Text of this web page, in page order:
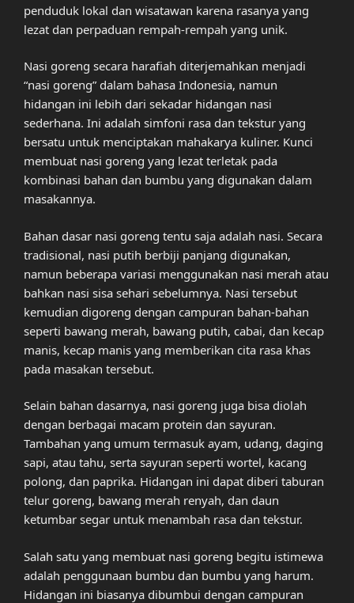
penduduk lokal dan wisatawan karena rasanya yang
lezat dan perpaduan rempah-rempah yang unik.
Nasi goreng secara harafiah diterjemahkan menjadi
“nasi goreng” dalam bahasa Indonesia, namun
hidangan ini lebih dari sekadar hidangan nasi
sederhana. Ini adalah simfoni rasa dan tekstur yang
bersatu untuk menciptakan mahakarya kuliner. Kunci
membuat nasi goreng yang lezat terletak pada
kombinasi bahan dan bumbu yang digunakan dalam
masakannya.
Bahan dasar nasi goreng tentu saja adalah nasi. Secara
tradisional, nasi putih berbiji panjang digunakan,
namun beberapa variasi menggunakan nasi merah atau
bahkan nasi sisa sehari sebelumnya. Nasi tersebut
kemudian digoreng dengan campuran bahan-bahan
seperti bawang merah, bawang putih, cabai, dan kecap
manis, kecap manis yang memberikan cita rasa khas
pada masakan tersebut.
Selain bahan dasarnya, nasi goreng juga bisa diolah
dengan berbagai macam protein dan sayuran.
Tambahan yang umum termasuk ayam, udang, daging
sapi, atau tahu, serta sayuran seperti wortel, kacang
polong, dan paprika. Hidangan ini dapat diberi taburan
telur goreng, bawang merah renyah, dan daun
ketumbar segar untuk menambah rasa dan tekstur.
Salah satu yang membuat nasi goreng begitu istimewa
adalah penggunaan bumbu dan bumbu yang harum.
Hidangan ini biasanya dibumbui dengan campuran